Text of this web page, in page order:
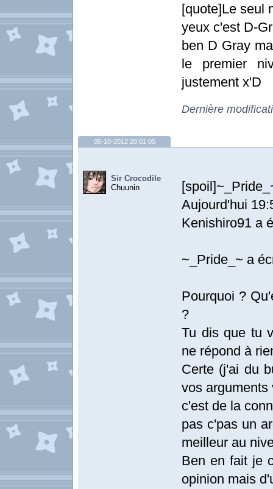
[quote]Le seul
yeux c'est D-
ben D Gray
le premier
justement x'D
Dernière
05-10-2012 20:01:05
Sir Crocodile
Chuunin
Aujourd'hui
Kenishiro91 a
~_Pride_~ a
Pourquoi ?
?
Tu dis que tu
ne répond à
Certe (j'ai du
vos arguments
c'est de la
pas c'pas un
meilleur au
Ben en fait je
opinion mais